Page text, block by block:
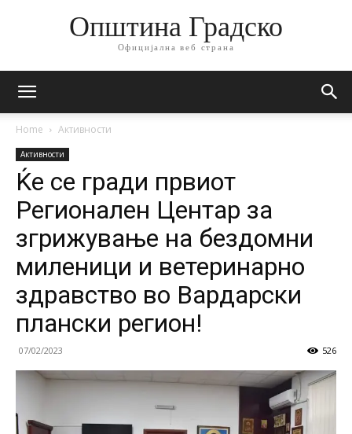
Општина Градско
Официјална веб страна
Home Активности
Активности
Ќе се гради првиот
Регионален Центар за
згрижување на бездомни
миленици и ветеринарно
здравство во Вардарски
плански регион!
07/02/2023 526